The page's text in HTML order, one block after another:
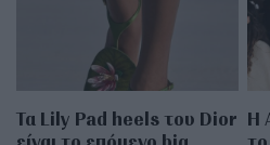
Τα Lily Pad heels του Dior Η